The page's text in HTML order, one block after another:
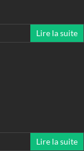
Lire la suite
Lire la suite